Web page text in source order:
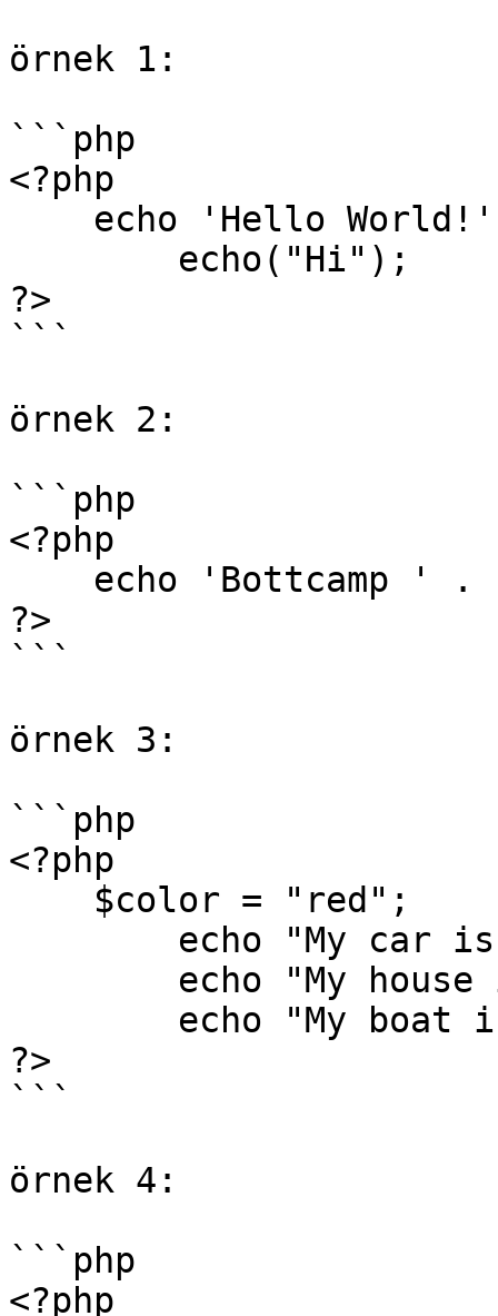
örnek 1:
```php
<?php
?>
```
örnek 2:
```php
<?php
?>
```
örnek 3:
```php
<?php
?>
```
örnek 4:
```php
<?php